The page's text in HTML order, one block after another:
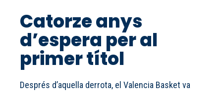
Catorze anys
d’espera per al
primer títol
Després d’aquella derrota, el Valencia Basket va